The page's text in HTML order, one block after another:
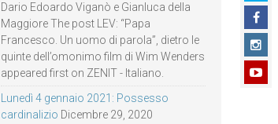
Dario Edoardo Viganò e Gianluca della
Maggiore The post LEV: “Papa
Francesco. Un uomo di parola”, dietro le
quinte dell’omonimo film di Wim Wenders
appeared first on ZENIT - Italiano.
Lunedì 4 gennaio 2021: Possesso
cardinalizio Dicembre 29, 2020